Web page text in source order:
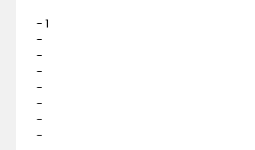
- 1
-
-
-
-
-
-
-